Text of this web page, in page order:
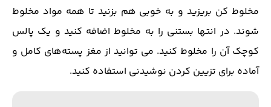
مخلوط کن بریزید و به خوبی هم بزنید تا همه مواد مخلوط
شوند. در انتها بستنی را به مخلوط اضافه کنید و یک پالس
کوچک آن را مخلوط کنید. می توانید از مغز پسته‌های کامل و
آماده برای تزیین کردن نوشیدنی استفاده کنید.